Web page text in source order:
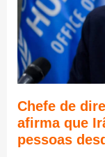
Chefe de
afirma que
pessoas